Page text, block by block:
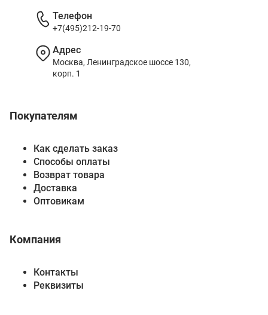
Покупателям
Как сделать заказ
Способы оплаты
Возврат товара
Доставка
Оптовикам
Компания
Контакты
Реквизиты
Телефон
+7(495)212-19-70
Адрес
Москва, Ленинградское шоссе 130,
корп. 1